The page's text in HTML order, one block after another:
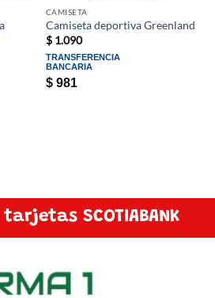
CAMISETA
Camiseta deportiva Greenland
$1.090
TRANSFERENCIA
BANCARIA
$981
tarjetas SCOTIABANK